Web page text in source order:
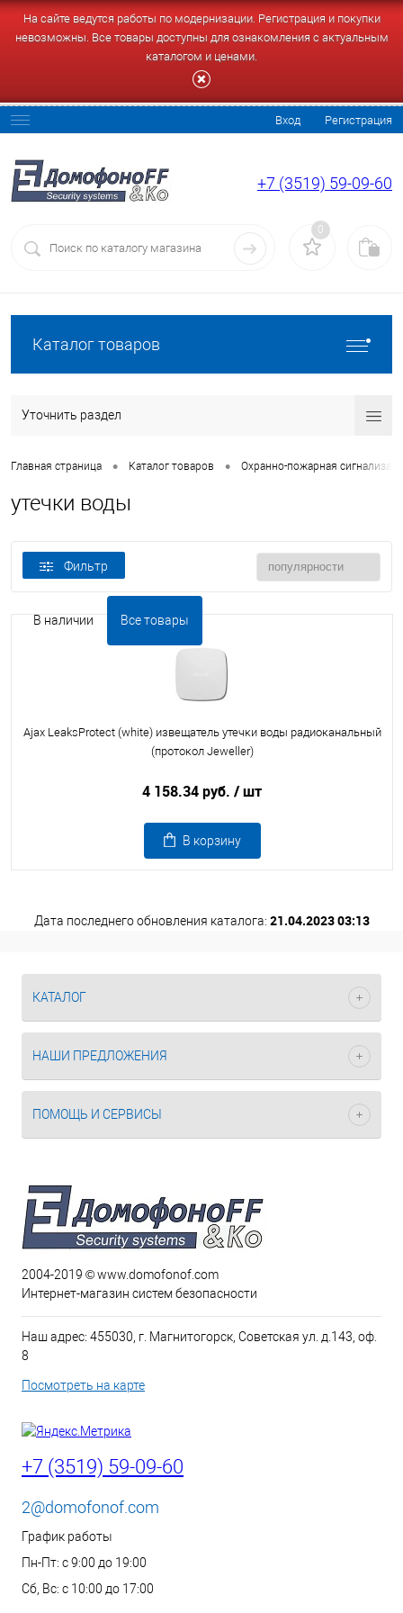
На сайте ведутся работы по модернизации. Регистрация и покупки
невозможны. Все товары доступны для ознакомления с актуальным
каталогом и ценами.
Вход Регистрация
+7 (3519) 59-09-60
0
Каталог товаров
Уточнить раздел
Главная страница • Каталог товаров • Охранно-пожарная
утечки воды
Фильтр
В наличии Все товары
Ajax LeaksProtect (white) извещатель утечки воды радиоканальный
(протокол Jeweller)
4 158.34 руб. / шт
В корзину
Дата последнего обновления каталога: 21.04.2023 03:13
КАТАЛОГ
НАШИ ПРЕДЛОЖЕНИЯ
ПОМОЩЬ И СЕРВИСЫ
2004-2019 © www.domofonof.com
Интернет-магазин систем безопасности
Наш адрес: 455030, г. Магнитогорск, Советская ул. д.143, оф.
8
Посмотреть на карте
+7 (3519) 59-09-60
2@domofonof.com
График работы
Пн-Пт: с 9:00 до 19:00
Сб, Вс: с 10:00 до 17:00